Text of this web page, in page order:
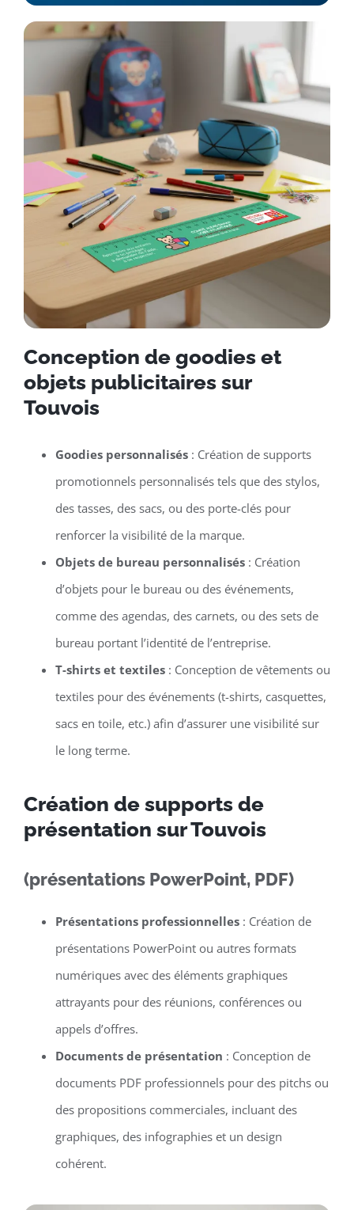
Conception de goodies et
objets publicitaires sur
Touvois
Goodies personnalisés: Création de supports
promotionnels personnalisés tels que des stylos,
des tasses, des sacs, ou des porte-clés pour
renforcer la visibilité de la marque.
Objets de bureau personnalisés: Création
d’objets pour le bureau ou des événements,
comme des agendas, des carnets, ou des sets de
bureau portant l’identité de l’entreprise.
T-shirts et textiles: Conception de vêtements ou
textiles pour des événements (t-shirts, casquettes,
sacs en toile, etc.) afin d’assurer une visibilité sur
le long terme.
Création de supports de
présentation sur Touvois
(présentations PowerPoint, PDF)
Présentations professionnelles: Création de
présentations PowerPoint ou autres formats
numériques avec des éléments graphiques
attrayants pour des réunions, conférences ou
appels d’offres.
Documents de présentation : Conception de
documents PDF professionnels pour des pitchs ou
des propositions commerciales, incluant des
graphiques, des infographies et un design
cohérent.